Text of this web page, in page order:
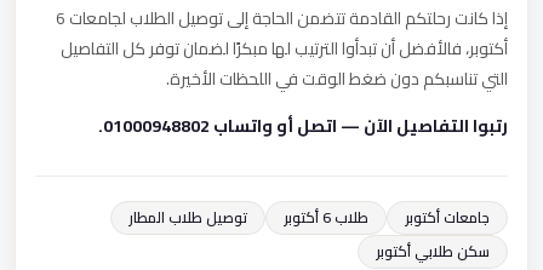
إذا كانت رحلتكم القادمة تتضمن الحاجة إلى توصيل الطلاب لجامعات 6
أكتوبر، فالأفضل أن تبدأوا الترتيب لها مبكرًا لضمان توفر كل التفاصيل
التي تناسبكم دون ضغط الوقت في اللحظات الأخيرة.
رتبوا التفاصيل الآن — اتصل أو واتساب 01000948802.
جامعات أكتوبر طلاب 6 أكتوبر
توصيل طلاب المطار
سكن طلابي أكتوبر